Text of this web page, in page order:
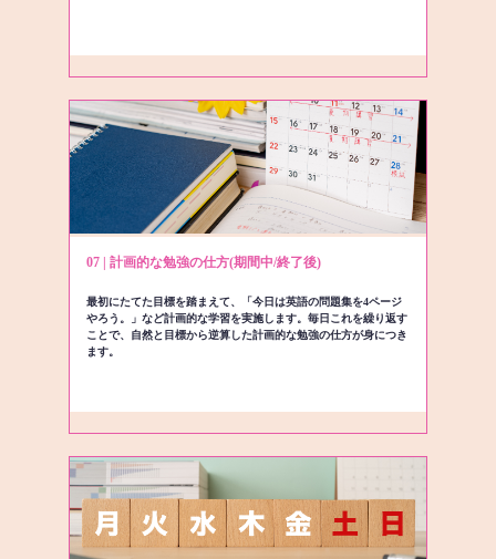
07 | 計画的な勉強の仕方(期間中/終了後)
最初にたてた目標を踏まえて、「今日は英語の問題集を4ページ
やろう。」など計画的な学習を実施します。毎日これを繰り返す
ことで、自然と目標から逆算した計画的な勉強の仕方が身につき
ます。